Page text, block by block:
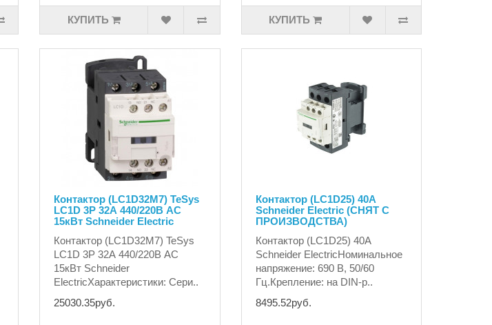
КУПИТЬ КУПИТЬ
Контактор (LC1D32M7) TeSys
LC1D 3P 32А 440/220В AC
15кВт Schneider Electric
Контактор (LC1D32M7) TeSys
LC1D 3P 32А 440/220В AC
15кВт Schneider
ElectricХарактеристики: Сери..
25030.35руб.
Контактор (LC1D25) 40А
Schneider Electric (СНЯТ С
ПРОИЗВОДСТВА)
Контактор (LC1D25) 40А
Schneider ElectricНоминальное
напряжение: 690 В, 50/60
Гц.Крепление: на DIN-р..
8495.52руб.